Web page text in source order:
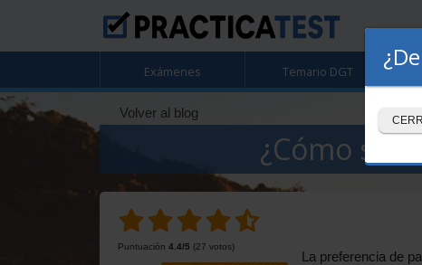
Exámenes Temario DGT
Volver al blog
¿Cómo se
Puntuación 4.4/5 (27 votos)
La preferencia de